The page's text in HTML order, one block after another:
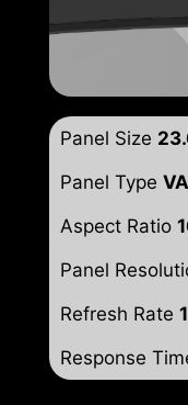
Panel Size
Panel Type VA
Aspect Ratio
Panel
Refresh Rate
Response